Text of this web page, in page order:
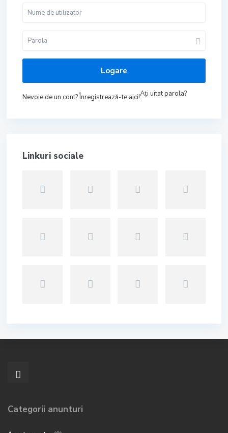
Logare
Nevoie de un cont? Înregistrează-te aici!Aţi uitat parola?
Linkuri sociale
Categorii anunturi